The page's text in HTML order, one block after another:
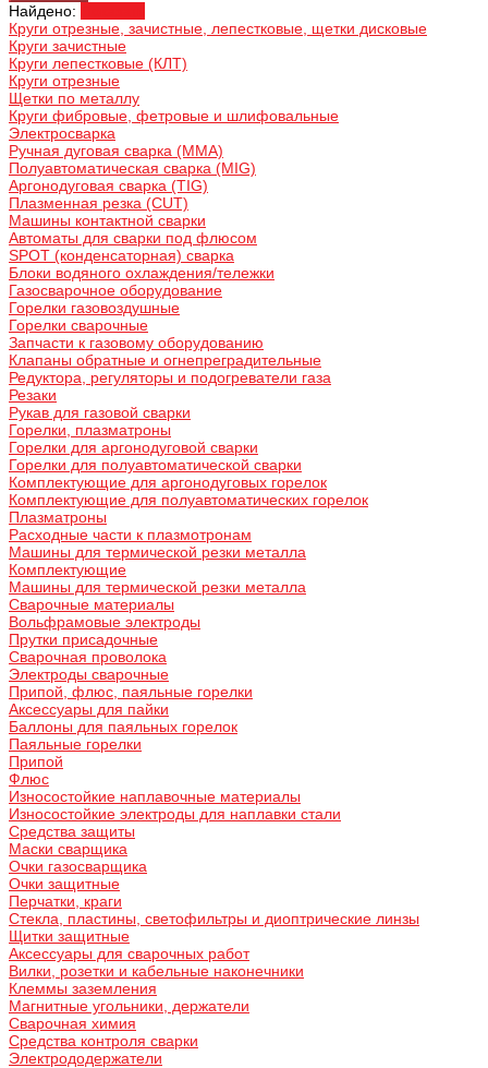
Найдено:
Круги отрезные, зачистные, лепестковые, щетки дисковые
Круги зачистные
Круги лепестковые (КЛТ)
Круги отрезные
Щетки по металлу
Круги фибровые, фетровые и шлифовальные
Электросварка
Ручная дуговая сварка (MMA)
Полуавтоматическая сварка (MIG)
Аргонодуговая сварка (TIG)
Плазменная резка (CUT)
Машины контактной сварки
Автоматы для сварки под флюсом
SPOT (конденсаторная) сварка
Блоки водяного охлаждения/тележки
Газосварочное оборудование
Горелки газовоздушные
Горелки сварочные
Запчасти к газовому оборудованию
Клапаны обратные и огнепреградительные
Редуктора, регуляторы и подогреватели газа
Резаки
Рукав для газовой сварки
Горелки, плазматроны
Горелки для аргонодуговой сварки
Горелки для полуавтоматической сварки
Комплектующие для аргонодуговых горелок
Комплектующие для полуавтоматических горелок
Плазматроны
Расходные части к плазмотронам
Машины для термической резки металла
Комплектующие
Машины для термической резки металла
Сварочные материалы
Вольфрамовые электроды
Прутки присадочные
Сварочная проволока
Электроды сварочные
Припой, флюс, паяльные горелки
Аксессуары для пайки
Баллоны для паяльных горелок
Паяльные горелки
Припой
Флюс
Износостойкие наплавочные материалы
Износостойкие электроды для наплавки стали
Средства защиты
Маски сварщика
Очки газосварщика
Очки защитные
Перчатки, краги
Стекла, пластины, светофильтры и диоптрические линзы
Щитки защитные
Аксессуары для сварочных работ
Вилки, розетки и кабельные наконечники
Клеммы заземления
Магнитные угольники, держатели
Сварочная химия
Средства контроля сварки
Электрододержатели